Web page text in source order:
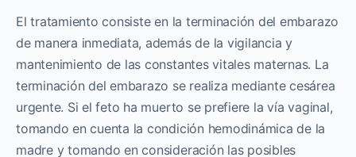
El tratamiento consiste en la terminación del embarazo
de manera inmediata, además de la vigilancia y
mantenimiento de las constantes vitales maternas. La
terminación del embarazo se realiza mediante cesárea
urgente. Si el feto ha muerto se prefiere la vía vaginal,
tomando en cuenta la condición hemodinámica de la
madre y tomando en consideración las posibles